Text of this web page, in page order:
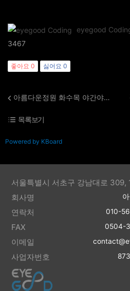
eyegood
3467
좋아요 0 싫어요 0
아름다운정원 화수목 야간야외 웨딩
목록보기
Powered by KBoard
서울특별시 서초구 강남대로 309,
회사명
연락처 010-
FAX 0504-
이메일
사업자번호